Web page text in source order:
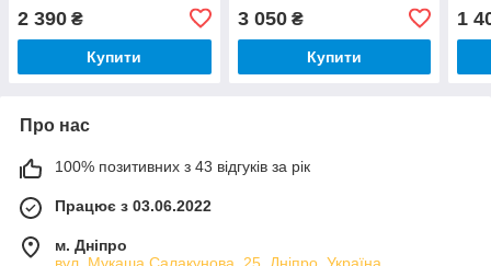
2 390 ₴
Купити
3 050₴
Купити
1
Про нас
100% позитивних з 43 відгуків за рік
Працює з 03.06.2022
м. Дніпро